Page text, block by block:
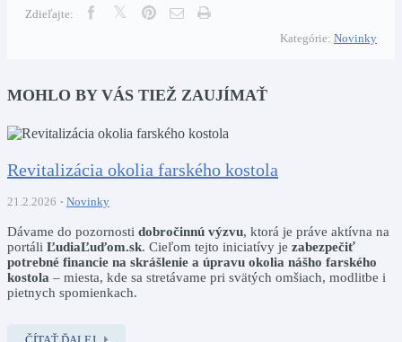
Zdieľajte:
Kategórie: Novinky
MOHLO BY VÁS TIEŽ ZAUJÍMAŤ
Revitalizácia okolia farského kostola
21.2.2026 Novinky
Dávame do pozornosti dobročinnú výzvu, ktorá je práve aktívna na
portáli ĽudiaĽuďom.sk. Cieľom tejto iniciatívy je zabezpečiť
potrebné financie na skrášlenie a úpravu okolia nášho farského
kostola – miesta, kde sa stretávame pri svätých omšiach, modlitbe i
pietnych spomienkach.